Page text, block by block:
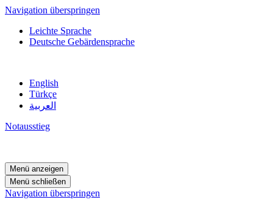
Navigation überspringen
Leichte Sprache
Deutsche Gebärdensprache
English
Türkçe
العربية
Notausstieg
Menü anzeigen
Menü schließen
Navigation überspringen